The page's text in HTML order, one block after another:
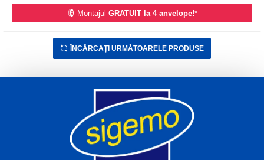
Montajul GRATUIT la 4 anvelope!*
ÎNCĂRCAȚI URMĂTOARELE PRODUSE